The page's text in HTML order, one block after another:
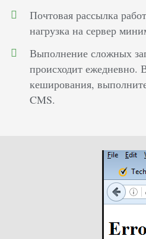
Почтовая рассылка
нагрузка на сервер
Выполнение сложных
происходит ежедневно.
кеширования,
CMS.